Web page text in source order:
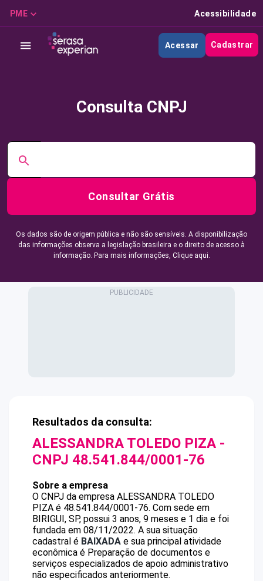
PME Acessibilidade
Acessar Cadastrar
Consulta CNPJ
Consultar Grátis
Os dados são de origem pública e não são sensíveis. A disponibilização
das informações observa a legislação brasileira e o direito de acesso à
informação. Para mais informações, Clique aqui.
Resultados da consulta:
ALESSANDRA TOLEDO PIZA -
CNPJ 48.541.844/0001-76
Sobre a empresa
O CNPJ da empresa ALESSANDRA TOLEDO
PIZA é 48.541.844/0001-76. Com sede em
BIRIGUI, SP, possui 3 anos, 9 meses e 1 dia e foi
fundada em 08/11/2022. A sua situação
cadastral é BAIXADA e sua principal atividade
econômica é Preparação de documentos e
serviços especializados de apoio administrativo
não especificados anteriormente.